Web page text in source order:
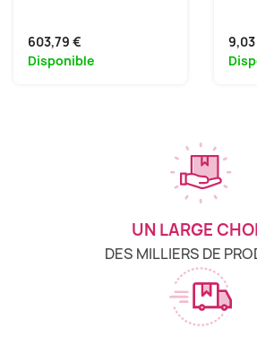
603,79 €
Disponible
UN LARGE
DES MILLIERS DE